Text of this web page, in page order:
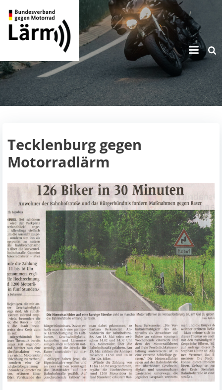
Zum
Inhalt
springen
Tecklenburg gegen
Motorradlärm